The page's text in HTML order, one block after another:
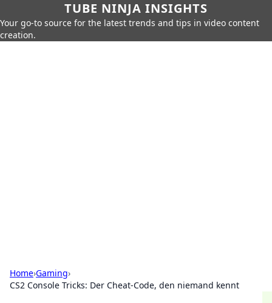
TUBE NINJA INSIGHTS
Your go-to source for the latest trends and tips in video content
creation.
Home›Gaming›
CS2 Console Tricks: Der Cheat-Code, den niemand kennt